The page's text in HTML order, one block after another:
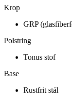
Krop
GRP
Polstring
Tonus stof
Base
Rustfrit stål